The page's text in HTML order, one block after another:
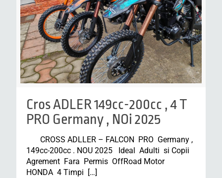
Cros ADLER 149cc-200cc , 4 T
PRO Germany , NOi 2025
CROSS ADLLER – FALCON PRO Germany ,
149cc-200cc . NOU 2025 Ideal Adulti si Copii
Agrement Fara Permis OffRoad Motor
HONDA 4 Timpi […]